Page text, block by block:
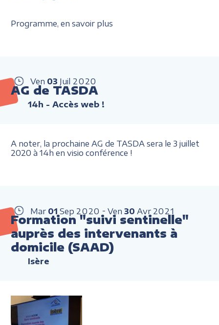
Programme, en savoir plus
Ven 03 Juil 2020
AG de TASDA
14h - Accès web !
A noter, la prochaine AG de TASDA sera le 3 juillet
2020 à 14h en visio conférence !
Mar 01 Sep 2020 Ven 30 Avr 2021
Formation "suivi sentinelle"
auprès des intervenants à
domicile (SAAD)
Isère